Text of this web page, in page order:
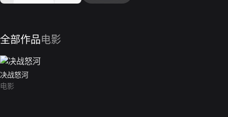
全部作品电影
决战怒河
电影